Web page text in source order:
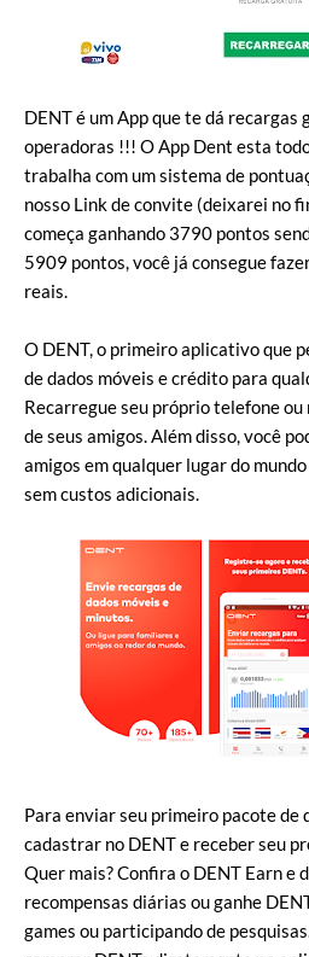
DENT é um App que te dá recargas
operadoras !!! O App Dent esta
trabalha com um sistema de
nosso Link de convite (deixarei no
começa ganhando 3790 pontos
5909 pontos, você já consegue
reais.
O DENT, o primeiro aplicativo que
de dados móveis e crédito para
Recarregue seu próprio telefone
de seus amigos. Além disso, você
amigos em qualquer lugar do
sem custos adicionais.
Para enviar seu primeiro pacote de
cadastrar no DENT e receber seu
Quer mais? Confira o DENT Earn e
recompensas diárias ou ganhe
games ou participando de